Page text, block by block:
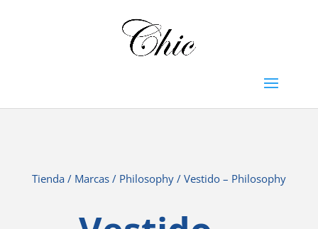
Tienda/ Marcas/ Philosophy/ Vestido – Philosophy